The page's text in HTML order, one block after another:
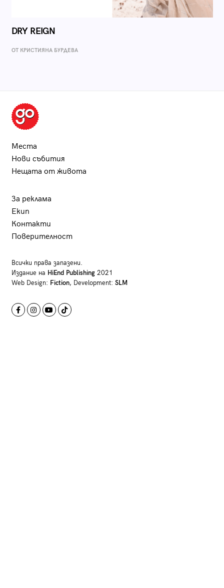
DRY REIGN
ОТ КРИСТИЯНА БУРДЕВА
Места
Нови събития
Нещата от живота
За реклама
Екип
Контакти
Поверителност
Всички права запазени.
Издание на HiEnd Publishing2021
Web Design: Fiction, Development: SLM